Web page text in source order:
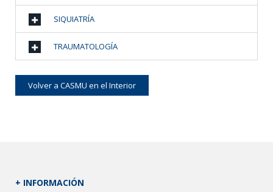
SIQUIATRÍA
TRAUMATOLOGÍA
Volver a CASMU en el Interior
+ INFORMACIÓN